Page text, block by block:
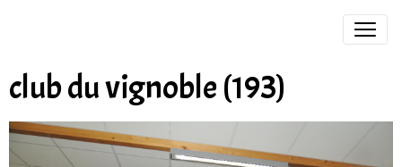
club du vignoble (193)